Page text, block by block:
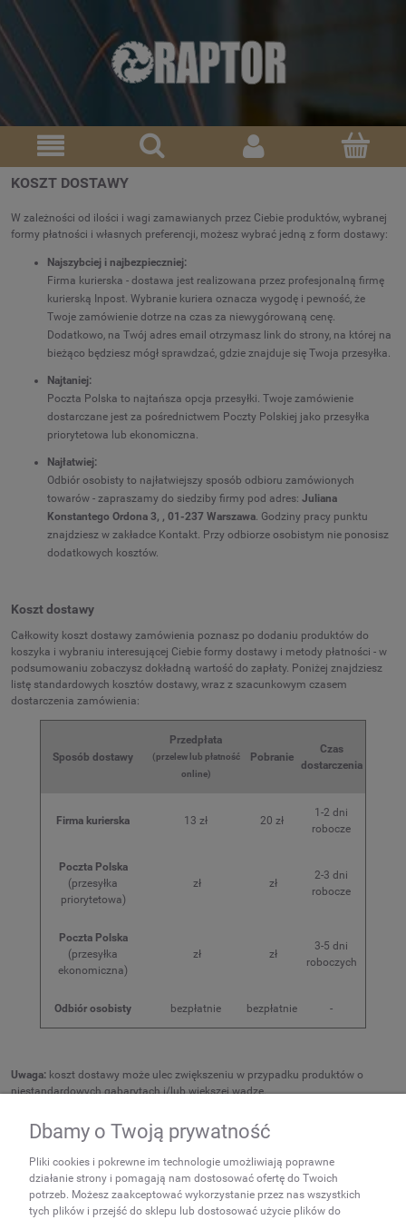
KOSZT DOSTAWY
W zależności od ilości i wagi zamawianych przez Ciebie produktów, wybranej
formy płatności i własnych preferencji, możesz wybrać jedną z form dostawy:
Najszybciej i najbezpieczniej:
Firma kurierska - dostawa jest realizowana przez profesjonalną firmę
kurierską Inpost. Wybranie kuriera oznacza wygodę i pewność, że
Twoje zamówienie dotrze na czas za niewygórowaną cenę.
Dodatkowo, na Twój adres email otrzymasz link do strony, na której na
bieżąco będziesz mógł sprawdzać, gdzie znajduje się Twoja przesyłka.
Najtaniej:
Poczta Polska to najtańsza opcja przesyłki. Twoje zamówienie
dostarczane jest za pośrednictwem Poczty Polskiej jako przesyłka
priorytetowa lub ekonomiczna.
Najłatwiej:
Odbiór osobisty ­to najłatwiejszy sposób odbioru zamówionych
towarów - zapraszamy do siedziby firmy pod adres: Juliana
Konstantego Ordona 3, , 01-237 Warszawa. Godziny pracy punktu
znajdziesz w zakładce Kontakt. Przy odbiorze osobistym nie ponosisz
dodatkowych kosztów.
Koszt dostawy
Całkowity koszt dostawy zamówienia poznasz po dodaniu produktów do
koszyka i wybraniu interesującej Ciebie formy dostawy i metody płatności - w
podsumowaniu zobaczysz dokładną wartość do zapłaty. Poniżej znajdziesz
listę standardowych kosztów dostawy, wraz z szacunkowym czasem
dostarczenia zamówienia:
Sposób dostawy
Przedpłata
(przelew lub płatność
online)
Pobranie
Czas
dostarczenia
Firma kurierska 13 zł 20 zł
1-2 dni
robocze
Poczta Polska
(przesyłka
priorytetowa)
zł zł
2-3 dni
robocze
Poczta Polska
(przesyłka
ekonomiczna)
zł zł
3-5 dni
roboczych
Odbiór osobisty bezpłatnie bezpłatnie -
Uwaga: koszt dostawy może ulec zwiększeniu w przypadku produktów o
niestandardowych gabarytach i/lub większej wadze.
NEWSLETTER
Podaj swój adres e-mail, jeżeli
chcesz otrzymywać
informacje o nowościach i
Dbamy o Twoją prywatność
Pliki cookies i pokrewne im technologie umożliwiają poprawne
działanie strony i pomagają nam dostosować ofertę do Twoich
potrzeb. Możesz zaakceptować wykorzystanie przez nas wszystkich
tych plików i przejść do sklepu lub dostosować użycie plików do